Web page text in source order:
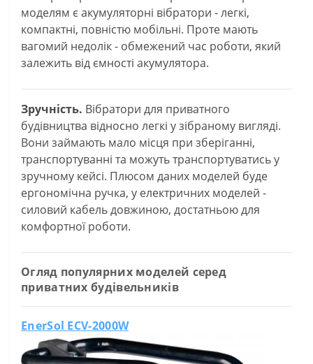
моделям є акумуляторні вібратори - легкі,
компактні, повністю мобільні. Проте мають
вагомий недолік - обмежений час роботи, який
залежить від ємності акумулятора.
Зручність. Вібратори для приватного
будівництва відносно легкі у зібраному вигляді.
Вони займають мало місця при зберіганні,
транспортуванні та можуть транспортуватись у
зручному кейсі. Плюсом даних моделей буде
ергономічна ручка, у електричних моделей -
силовий кабель довжиною, достатньою для
комфортної роботи.
Огляд популярних моделей серед
приватних будівельників
EnerSol ECV-2000W